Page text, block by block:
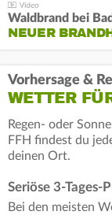
Waldbrand bei
NEUER
Vorhersage &
WETTER
Regen- oder
FFH findest du
deinen Ort.
Seriöse 3-Tages-
Bei den meisten